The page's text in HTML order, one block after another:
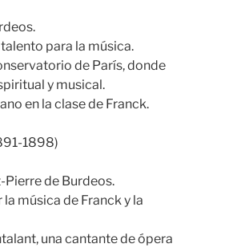
para la música.
de París, donde
y musical.
en la clase de Franck.
1898)
Pierre de Burdeos.
música de Franck y la
una cantante de ópera